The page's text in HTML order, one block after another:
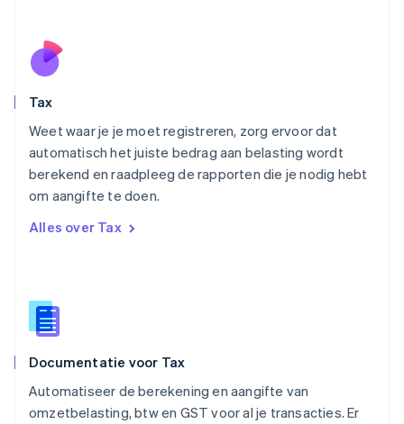
Tax
Weet waar je je moet registreren, zorg ervoor dat
automatisch het juiste bedrag aan belasting wordt
berekend en raadpleeg de rapporten die je nodig hebt
om aangifte te doen.
Alles over Tax
Documentatie voor Tax
Automatiseer de berekening en aangifte van
omzetbelasting, btw en GST voor al je transacties. Er
English
Oostenrijk
English
Portugal
English
Roemenië
English
Singapore
English 简体中文
English
Spanje
Thailand
ไทยEnglish
Tsjechië